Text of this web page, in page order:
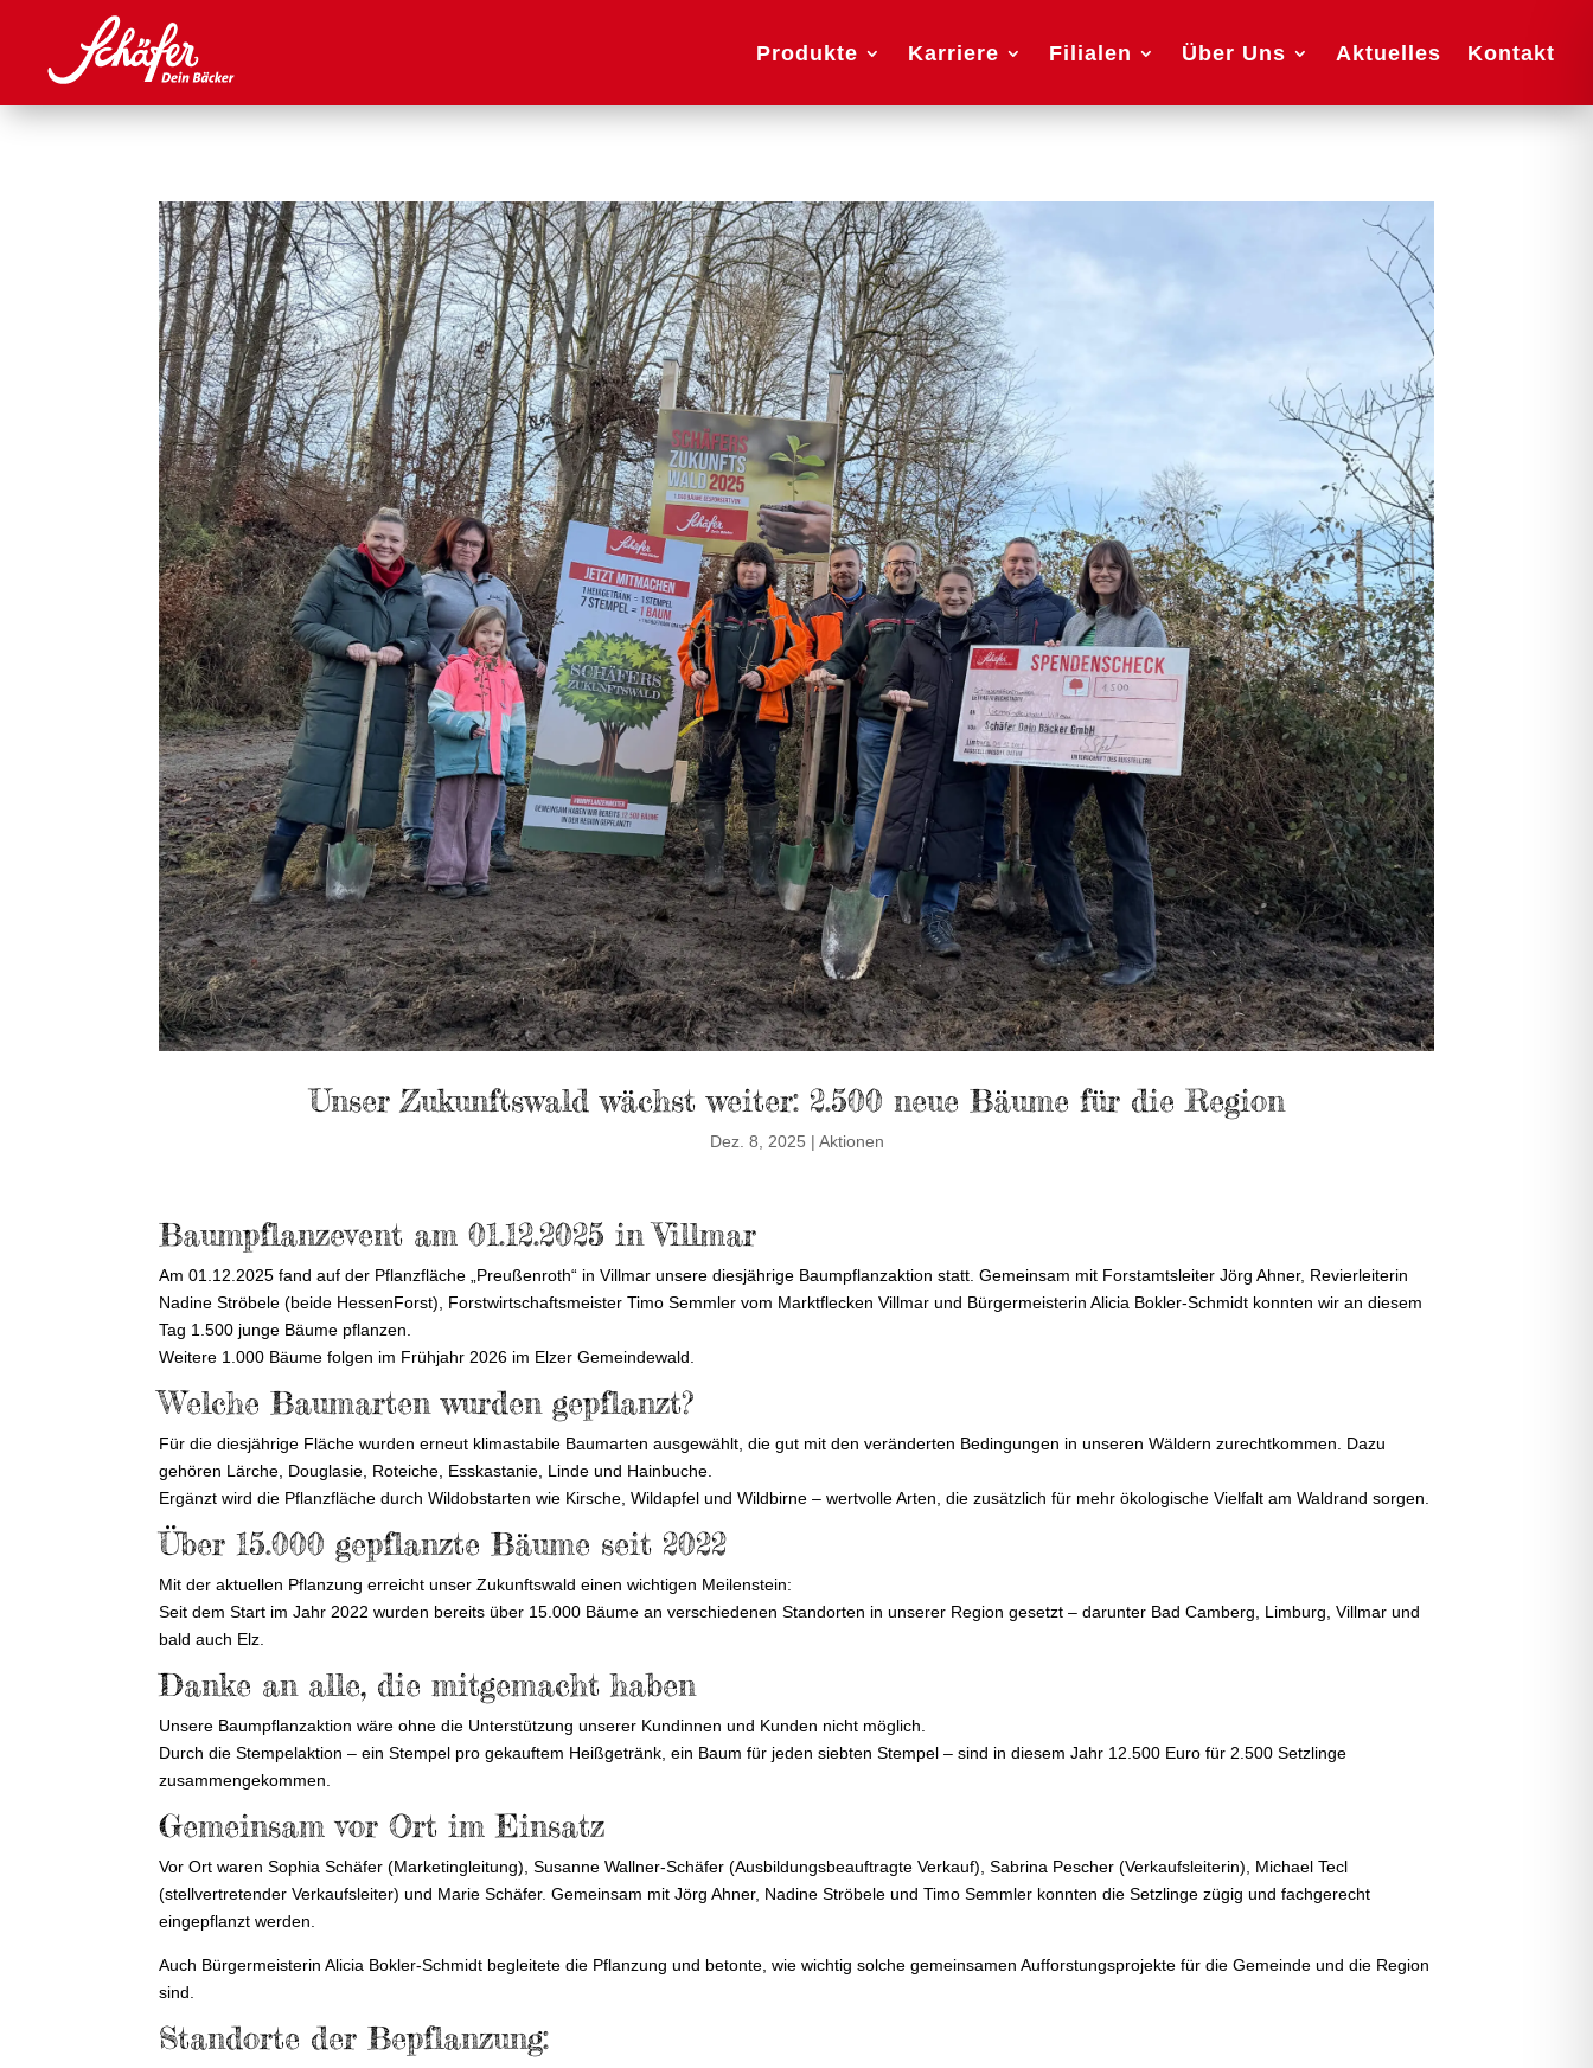
Produkte Karriere Filialen Über Uns Aktuelles Kontakt
Unser Zukunftswald wächst weiter: 2.500 neue Bäume für die Region
Dez. 8, 2025 | Aktionen
Baumpflanzevent am 01.12.2025 in Villmar
Am 01.12.2025 fand auf der Pflanzfläche „Preußenroth“ in Villmar unsere diesjährige Baumpflanzaktion statt. Gemeinsam mit Forstamtsleiter Jörg Ahner, Revierleiterin
Nadine Ströbele (beide HessenForst), Forstwirtschaftsmeister Timo Semmler vom Marktflecken Villmar und Bürgermeisterin Alicia Bokler-Schmidt konnten wir an diesem
Tag 1.500 junge Bäume pflanzen.
Weitere 1.000 Bäume folgen im Frühjahr 2026 im Elzer Gemeindewald.
Welche Baumarten wurden gepflanzt?
Für die diesjährige Fläche wurden erneut klimastabile Baumarten ausgewählt, die gut mit den veränderten Bedingungen in unseren Wäldern zurechtkommen. Dazu
gehören Lärche, Douglasie, Roteiche, Esskastanie, Linde und Hainbuche.
Ergänzt wird die Pflanzfläche durch Wildobstarten wie Kirsche, Wildapfel und Wildbirne – wertvolle Arten, die zusätzlich für mehr ökologische Vielfalt am Waldrand sorgen.
Über 15.000 gepflanzte Bäume seit 2022
Mit der aktuellen Pflanzung erreicht unser Zukunftswald einen wichtigen Meilenstein:
Seit dem Start im Jahr 2022 wurden bereits über 15.000 Bäume an verschiedenen Standorten in unserer Region gesetzt – darunter Bad Camberg, Limburg, Villmar und
bald auch Elz.
Danke an alle, die mitgemacht haben
Unsere Baumpflanzaktion wäre ohne die Unterstützung unserer Kundinnen und Kunden nicht möglich.
Durch die Stempelaktion – ein Stempel pro gekauftem Heißgetränk, ein Baum für jeden siebten Stempel – sind in diesem Jahr 12.500 Euro für 2.500 Setzlinge
zusammengekommen.
Gemeinsam vor Ort im Einsatz
Vor Ort waren Sophia Schäfer (Marketingleitung), Susanne Wallner-Schäfer (Ausbildungsbeauftragte Verkauf), Sabrina Pescher (Verkaufsleiterin), Michael Tecl
(stellvertretender Verkaufsleiter) und Marie Schäfer. Gemeinsam mit Jörg Ahner, Nadine Ströbele und Timo Semmler konnten die Setzlinge zügig und fachgerecht
eingepflanzt werden.
Auch Bürgermeisterin Alicia Bokler-Schmidt begleitete die Pflanzung und betonte, wie wichtig solche gemeinsamen Aufforstungsprojekte für die Gemeinde und die Region
sind.
Standorte der Bepflanzung: